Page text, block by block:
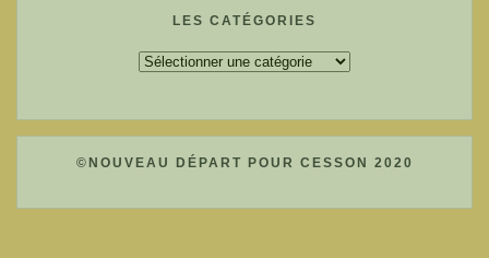
LES CATÉGORIES
Les
©NOUVEAU DÉPART POUR CESSON 2020